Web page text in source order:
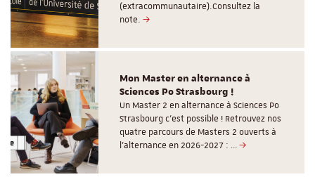
(extracommunautaire).Consultez la
note.
Mon Master en alternance à
Sciences Po Strasbourg !
Un Master 2 en alternance à Sciences Po
Strasbourg c'est possible ! Retrouvez nos
quatre parcours de Masters 2 ouverts à
l'alternance en 2026-2027 : …